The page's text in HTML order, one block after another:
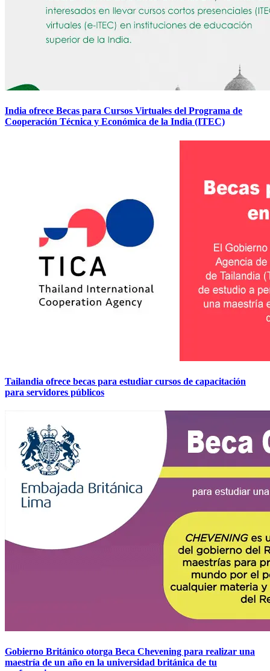
India ofrece Becas para Cursos Virtuales del Programa de
Cooperación Técnica y Económica de la India (ITEC)
Tailandia ofrece becas para estudiar cursos de capacitación
para servidores públicos
Gobierno Británico otorga Beca Chevening para realizar una
maestría de un año en la universidad británica de tu